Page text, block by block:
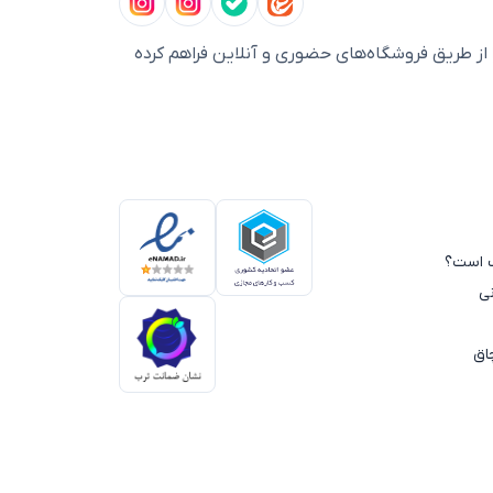
طریق فروشگاه‌های حضوری و آنلاین فراهم کرده
است؟